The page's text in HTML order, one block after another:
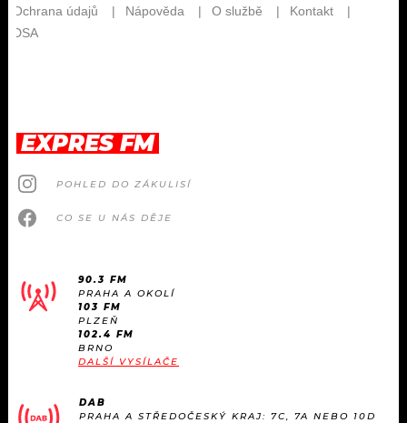
EXPRES FM
POHLED DO ZÁKULISÍ
CO SE U NÁS DĚJE
90.3 FM
PRAHA A OKOLÍ
103 FM
PLZEŇ
102.4 FM
BRNO
DALŠÍ VYSÍLAČE
DAB
PRAHA A STŘEDOČESKÝ KRAJ: 7C, 7A NEBO 10D